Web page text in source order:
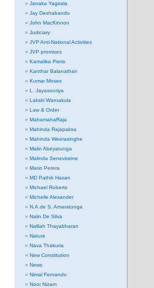
Janaka Yagirala
Jay Deshabandu
John MacKinnon
Judiciary
JVP Anti-National Activities
JVP promises
Kamalika Pieris
Kanthar Balanathan
Kumar Moses
L. Jayasooriya
Laksiri Warnakula
Law & Order
MahamahaRaja
Mahinda Rajapaksa
Mahinda Weerasinghe
Malin Abeyatunga
Malinda Seneviratne
Mario Perera
MD Pathik Hasan
Michael Roberts
Michelle Alexander
N.A.de S. Amaratunga
Nalin De Silva
Nalliah Thayabharan
Nature
Nava Thakuria
New Constitution
News
Nimal Fernando
Noor Nizam